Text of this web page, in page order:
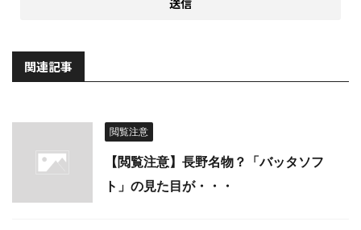
関連記事
閲覧注意
【閲覧注意】長野名物？「バッタソフ
ト」の見た目が・・・